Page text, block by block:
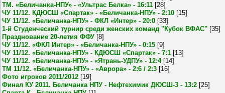
ТМ. «Беличанка-НПУ» - «Ультрас Белка» - 16:11 [28]
ЧУ 11/12. КДЮСШ «Спартак» - «Беличанка-НПУ» - 2:10 [15]
ЧУ 11/12. «Беличанка-НПУ» - ФКЛ «Интер» - 20:0 [33]
1-й Студенческий турнир среди женских команд "Кубок ВФАС" [35]
Празднование 20-летия ФФУ [8]
ЧУ 11/12. «ФКЛ Интер» - «Беличанка-НПУ» - 0:15 [9]
ЧУ 11/12. «Беличанка-НПУ» - КДЮСШ «Спартак» - 7:1 [13]
ЧУ 11/12. «Беличанка-НПУ» - «Ятрань-УДПУ» - 12:4 [14]
ТМ 11/12. «Беличанка-НПУ» - «Аврора» - 2:6 / 2:3 [16]
Фото игроков 2011/2012 [19]
Финал КУ 2011. Беличанка НПУ - Нефтехимик ДЮСШ-3 - 13:2 [25]